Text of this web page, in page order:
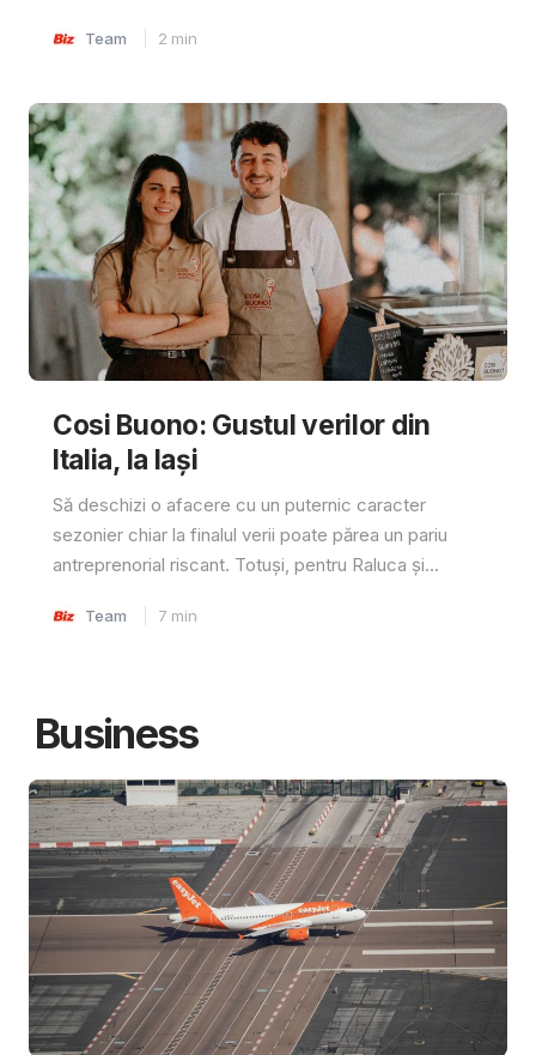
Team 2 min
Cosi Buono: Gustul verilor din
Italia, la Iași
Să deschizi o afacere cu un puternic caracter
sezonier chiar la finalul verii poate părea un pariu
antreprenorial riscant. Totuși, pentru Raluca și...
Team 7 min
Business